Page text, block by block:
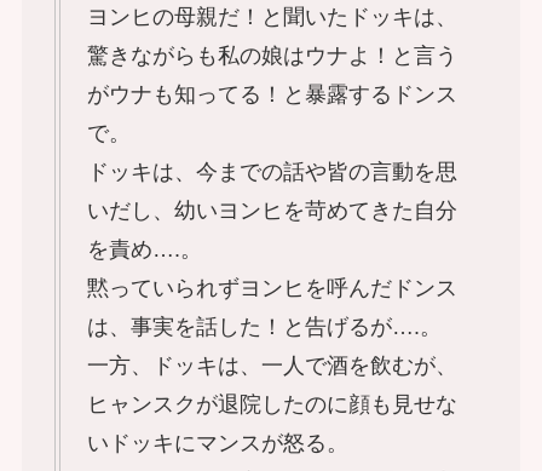
ヨンヒの母親だ！と聞いたドッキは、
驚きながらも私の娘はウナよ！と言う
がウナも知ってる！と暴露するドンス
で。
ドッキは、今までの話や皆の言動を思
いだし、幼いヨンヒを苛めてきた自分
を責め….。
黙っていられずヨンヒを呼んだドンス
は、事実を話した！と告げるが….。
一方、ドッキは、一人で酒を飲むが、
ヒャンスクが退院したのに顔も見せな
いドッキにマンスが怒る。